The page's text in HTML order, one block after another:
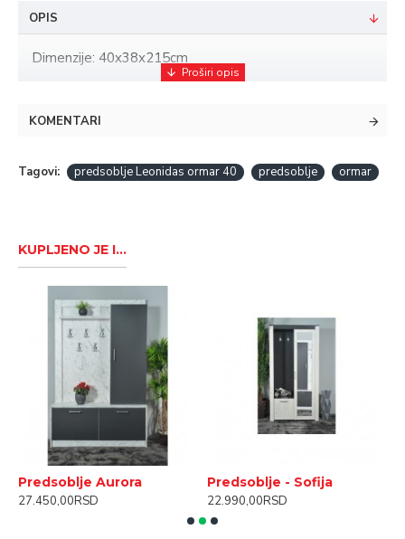
OPIS
Dimenzije: 40x38x215cm
KOMENTARI
Tagovi: predsoblje Leonidas ormar 40 predsoblje ormar
KUPLJENO JE I...
Predsoblje Aurora
27.450,00RSD
Predsoblje - Sofija
22.990,00RSD